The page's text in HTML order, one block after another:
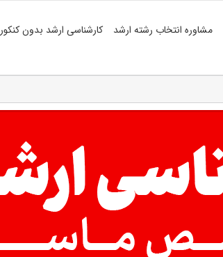
مشاوره انتخاب رشته ارشد کارشناسی ارشد بدون کنکور